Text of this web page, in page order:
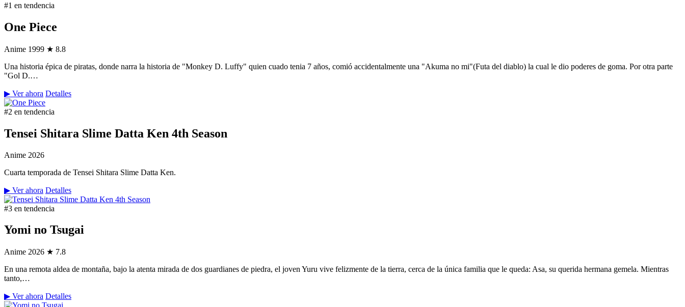
#1 en tendencia
One Piece
Anime 1999 ★ 8.8
Una historia épica de piratas, donde narra la historia de "Monkey D. Luffy" quien cuado tenia 7 años, comió accidentalmente una "Akuma no mi"(Futa del diablo) la cual le dio poderes de goma. Por otra parte
"Gol D.…
▶ Ver ahora Detalles
#2 en tendencia
Tensei Shitara Slime Datta Ken 4th Season
Anime 2026
Cuarta temporada de Tensei Shitara Slime Datta Ken.
▶ Ver ahora Detalles
#3 en tendencia
Yomi no Tsugai
Anime 2026 ★ 7.8
En una remota aldea de montaña, bajo la atenta mirada de dos guardianes de piedra, el joven Yuru vive felizmente de la tierra, cerca de la única familia que le queda: Asa, su querida hermana gemela. Mientras
tanto,…
▶ Ver ahora Detalles